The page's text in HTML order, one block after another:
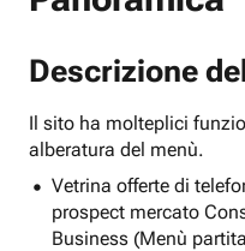
Descrizione
Il sito ha molteplici
alberatura del menù.
Vetrina offerte di
prospect mercato
Business (Menù